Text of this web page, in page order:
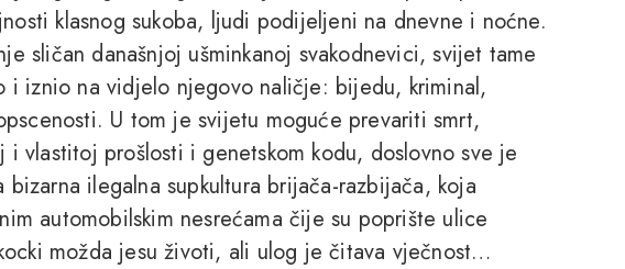
klasnog sukoba, ljudi podijeljeni na dnevne i noćne.
sličan današnjoj ušminkanoj svakodnevici, svijet tame
i iznio na vidjelo njegovo naličje: bijedu, kriminal,
U tom je svijetu moguće prevariti smrt,
vlastitoj prošlosti i genetskom kodu, doslovno sve je
ilegalna supkultura brijača-razbijača, koja
automobilskim nesrećama čije su poprište ulice
možda jesu životi, ali ulog je čitava vječnost…